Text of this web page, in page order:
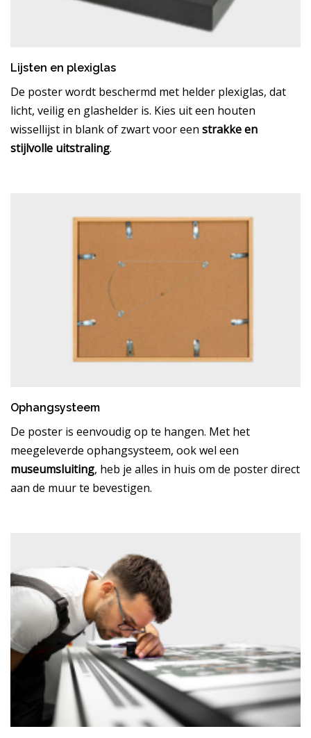
Lijsten en plexiglas
De poster wordt beschermd met helder plexiglas, dat
licht, veilig en glashelder is. Kies uit een houten
wissellijst in blank of zwart voor een strakke en
stijlvolle uitstraling.
Ophangsysteem
De poster is eenvoudig op te hangen. Met het
meegeleverde ophangsysteem, ook wel een
museumsluiting, heb je alles in huis om de poster direct
aan de muur te bevestigen.